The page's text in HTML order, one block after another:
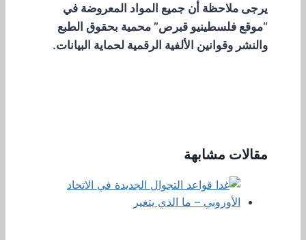
يرجى ملاحظة أن جميع المواد المعروضة في
“موقع فلسطينيو قبرص” محمية بحقوق الطبع
والنشر وقوانين الألفية الرقمية لحماية البيانات.
مقالات مشابهة